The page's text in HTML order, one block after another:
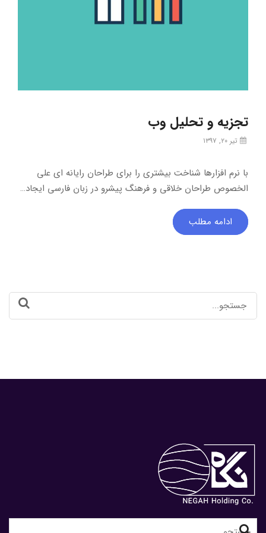
تجزیه و تحلیل وب
تیر ۲۰, ۱۳۹۷
با نرم افزارها شناخت بیشتری را برای طراحان رایانه ای علی
الخصوص طراحان خلاقی و فرهنگ پیشرو در زبان فارسی ایجاد…
ادامه مطلب
for:
Search